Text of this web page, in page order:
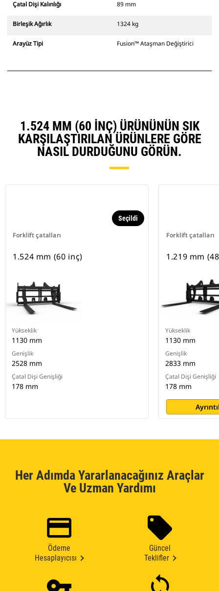
Çatal Dişi Kalınlığı 89 mm
Birleşik Ağırlık 1324 kg
Arayüz Tipi Fusion™ Ataşman Değiştirici
1.524 MM (60 INÇ) ÜRÜNÜNÜN SIK
KARŞILAŞTIRILAN ÜRÜNLERE GÖRE
NASIL DURDUĞUNU GÖRÜN.
Forklift çatalları
Seçildi
1.524 mm (60 inç)
Yükseklik
1130 mm
Genişlik
2528 mm
Çatal Dişi Genişliği
178 mm
Forklift çatalları
1.219 mm
Yükseklik
1130 mm
Genişlik
2833 mm
Çatal Dişi Genişliği
178 mm
Her Adımda Yararlanacağınız Araçlar
Ve Uzman Yardımı
Ödeme
Hesaplayıcısı
Güncel
Teklifler